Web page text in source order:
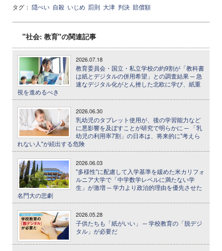
タグ： 隠ぺい 自殺 いじめ 罰則 大津 判決 賠償額
"社会: 教育"の関連記事
2026.07.18
教育委員会・国立・私立学校の約9割が「教科書
は紙とデジタルの併用希望」との調査結果 ─ 急
速なデジタル化がとん挫した北欧に学び、紙重
視を進めるべき
2026.06.30
乳幼児のタブレット使用が、後の学習能力など
に悪影響を及ぼすことが研究で明らかに ─ 「乳
幼児の利用率7割」の日本は、将来的に"考えら
れない人"が続出する危険
2026.06.03
"多様性"に配慮して入学基準を緩めた米カリフォ
ルニア大学で「中学数学レベルに満たない学
生」が激増 ─ 学力より政治的理由を優先させた
名門大の悲劇
2026.05.28
子供たちも「紙がいい」 ─ 学校教育の「脱デジ
タル」が必要だ